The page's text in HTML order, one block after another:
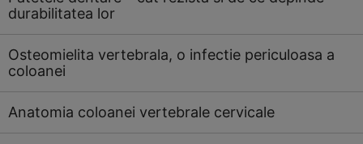
durabilitatea lor
Osteomielita vertebrala, o infectie periculoasa a
coloanei
Anatomia coloanei vertebrale cervicale